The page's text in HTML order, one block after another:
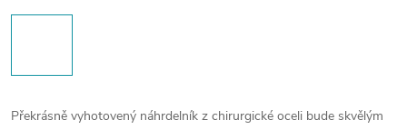
Překrásně vyhotovený náhrdelník z chirurgické oceli bude skvělým